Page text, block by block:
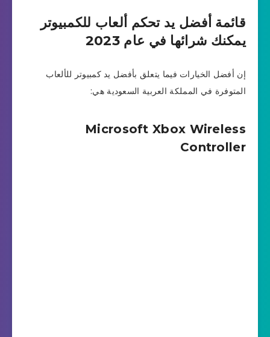
قائمة أفضل يد تحكم ألعاب للكمبيوتر
يمكنك شرائها في عام 2023
إن أفضل الخيارات فيما يتعلق بأفضل يد كمبيوتر للألعاب
المتوفرة في المملكة العربية السعودية هي:
Microsoft Xbox Wireless
Controller